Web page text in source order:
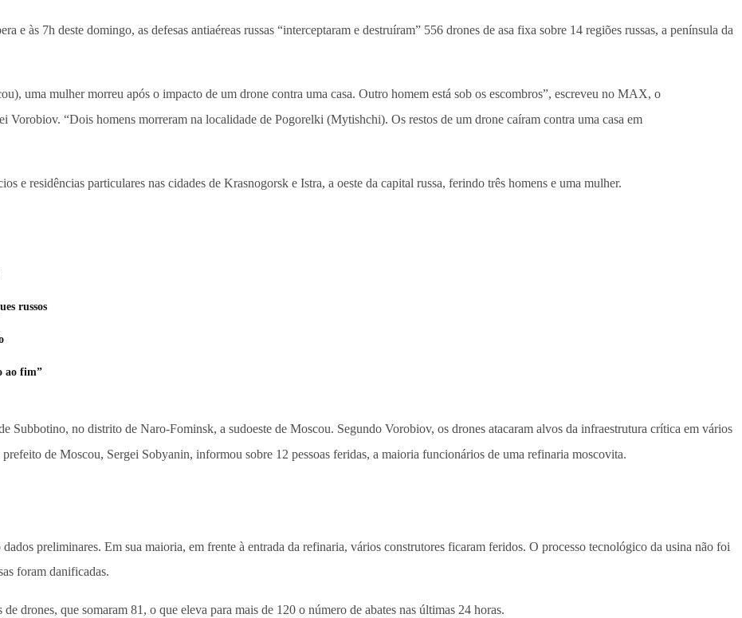
e às 7h deste domingo, as defesas antiaéreas russas “interceptaram e destruíram” 556 drones de asa fixa sobre 14 regiões russas, a península da
uma mulher morreu após o impacto de um drone contra uma casa. Outro homem está sob os escombros”, escreveu no MAX, o
Vorobiov. “Dois homens morreram na localidade de Pogorelki (Mytishchi). Os restos de um drone caíram contra uma casa em
e residências particulares nas cidades de Krasnogorsk e Istra, a oeste da capital russa, ferindo três homens e uma mulher.
russos
ao fim”
Subbotino, no distrito de Naro-Fominsk, a sudoeste de Moscou. Segundo Vorobiov, os drones atacaram alvos da infraestrutura crítica em vários
de Moscou, Sergei Sobyanin, informou sobre 12 pessoas feridas, a maioria funcionários de uma refinaria moscovita.
preliminares. Em sua maioria, em frente à entrada da refinaria, vários construtores ficaram feridos. O processo tecnológico da usina não foi
foram danificadas.
drones, que somaram 81, o que eleva para mais de 120 o número de abates nas últimas 24 horas.